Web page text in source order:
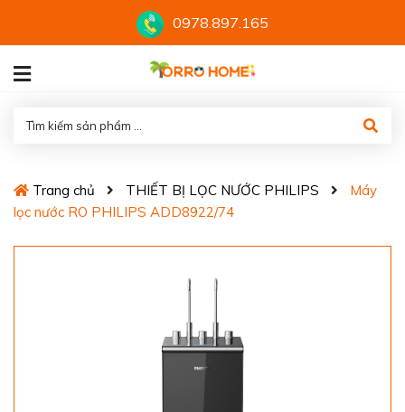
0978.897.165
Trang chủ THIẾT BỊ LỌC NƯỚC PHILIPS
Máy
lọc nước RO PHILIPS ADD8922/74